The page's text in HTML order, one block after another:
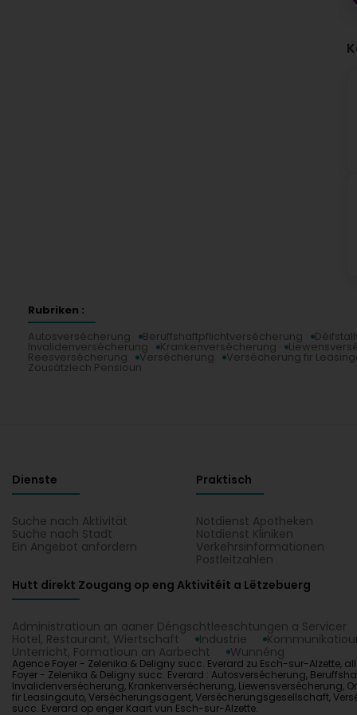
Rubriken :
Autosversécherung
Beruffshaftpflichtversécherung
Invalidenversécherung Krankenversécherung
Reesversécherung Versécherung Versécherung fir
Zousätzlech Pensioun
Dienste
Suche nach Aktivität
Suche nach Stadt
Ein Angebot anfordern
Praktisch
Notdienst Apotheken
Notdienst Kliniken
Verkehrsinformationen
Postleitzahlen
Hutt direkt Zougang op eng Aktivitéit a Lëtzebuerg
Administratioun an aaner Déngschtleeschtungen a Servicer
Hotel, Restaurant, Wiertschaft
Industrie
Unterricht, Formatioun an Aarbecht
Wunnéng
Agence Foyer - Zelenika & Deligny succ. Everard zu Esch-sur-Alzette,
Foyer - Zelenika & Deligny succ. Everard : Autosversécherung,
Invalidenversécherung, Krankenversécherung, Liewensversécherung,
fir Leasingauto, Versécherungsagent, Versécherungsgesellschaft,
succ. Everard op enger Kaart vun Esch-sur-Alzette.